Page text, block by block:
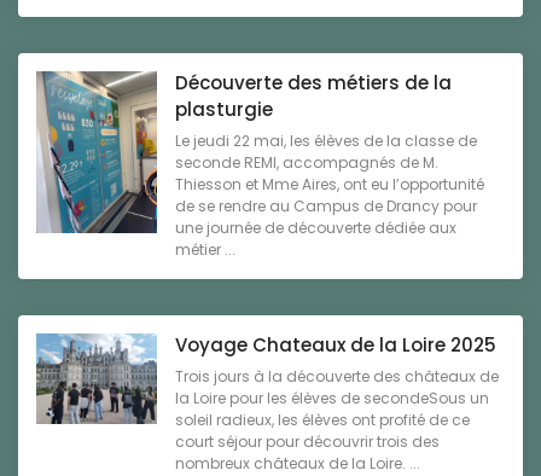
Découverte des métiers de la
plasturgie
Le jeudi 22 mai, les élèves de la classe de
seconde REMI, accompagnés de M.
Thiesson et Mme Aires, ont eu l’opportunité
de se rendre au Campus de Drancy pour
une journée de découverte dédiée aux
métier ...
Voyage Chateaux de la Loire 2025
Trois jours à la découverte des châteaux de
la Loire pour les élèves de secondeSous un
soleil radieux, les élèves ont profité de ce
court séjour pour découvrir trois des
nombreux châteaux de la Loire. ...